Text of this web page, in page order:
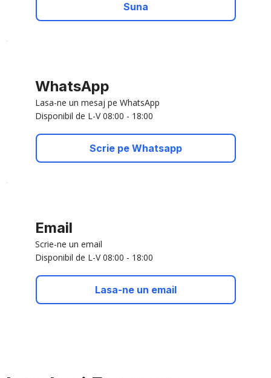
Suna
WhatsApp
Lasa-ne un mesaj pe WhatsApp
Disponibil de L-V 08:00 - 18:00
Scrie pe Whatsapp
Email
Scrie-ne un email
Disponibil de L-V 08:00 - 18:00
Lasa-ne un email